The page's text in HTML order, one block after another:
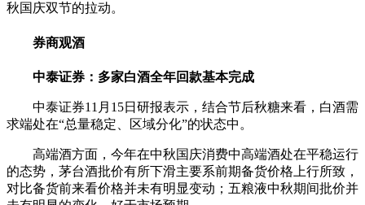
秋国庆双节的拉动。
券商观酒
中泰证券：多家白酒全年回款基本完成
中泰证券11月15日研报表示，结合节后秋糖来看，白酒需
求端处在“总量稳定、区域分化”的状态中。
高端酒方面，今年在中秋国庆消费中高端酒处在平稳运行
的态势，茅台酒批价有所下滑主要系前期备货价格上行所致，
对比备货前来看价格并未有明显变动；五粮液中秋期间批价并